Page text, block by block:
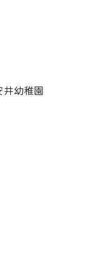
井幼稚園